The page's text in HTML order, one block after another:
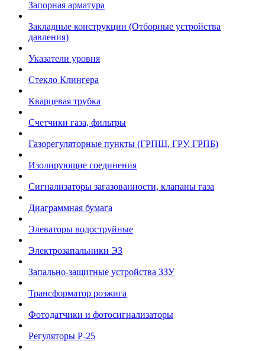
Запорная арматура
Закладные конструкции (Отборные устройства
давления)
Указатели уровня
Стекло Клингера
Кварцевая трубка
Счетчики газа, фильтры
Газорегуляторные пункты (ГРПШ, ГРУ, ГРПБ)
Изолирующие соединения
Сигнализаторы загазованности, клапаны газа
Диаграммная бумага
Элеваторы водоструйные
Электрозапальники ЭЗ
Запально-защитные устройства ЗЗУ
Трансформатор розжига
Фотодатчики и фотосигнализаторы
Регуляторы Р-25